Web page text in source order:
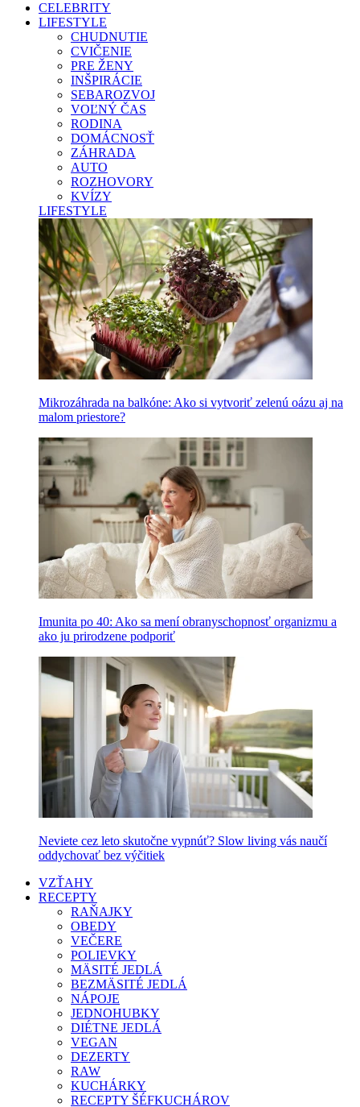
CELEBRITY
LIFESTYLE
CHUDNUTIE
CVIČENIE
PRE ŽENY
INŠPIRÁCIE
SEBAROZVOJ
VOĽNÝ ČAS
RODINA
DOMÁCNOSŤ
ZÁHRADA
AUTO
ROZHOVORY
KVÍZY
LIFESTYLE
Mikrozáhrada na balkóne: Ako si vytvoriť zelenú oázu aj na
malom priestore?
Imunita po 40: Ako sa mení obranyschopnosť organizmu a
ako ju prirodzene podporiť
Neviete cez leto skutočne vypnúť? Slow living vás naučí
oddychovať bez výčitiek
VZŤAHY
RECEPTY
RAŇAJKY
OBEDY
VEČERE
POLIEVKY
MÄSITÉ JEDLÁ
BEZMÄSITÉ JEDLÁ
NÁPOJE
JEDNOHUBKY
DIÉTNE JEDLÁ
VEGAN
DEZERTY
RAW
KUCHÁRKY
RECEPTY ŠÉFKUCHÁROV